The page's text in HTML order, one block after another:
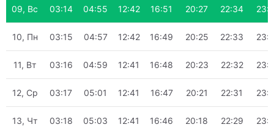
09, Вс 03:14 04:55 12:42 16:51 20:27 22:34
10, Пн 03:15 04:57 12:42 16:49 20:25 22:33
11, Вт 03:16 04:59 12:41 16:48 20:23 22:32
12, Ср 03:17 05:01 12:41 16:47 20:21 22:31
13, Чт 03:18 05:03 12:41 16:46 20:18 22:29